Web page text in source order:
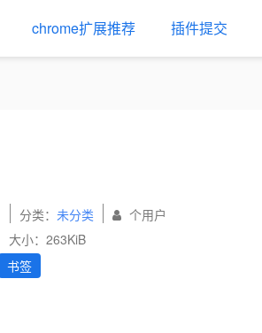
chrome扩展推荐 插件提交
分类： 未分类
个用户
大小：263KiB
书签